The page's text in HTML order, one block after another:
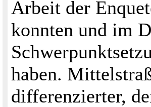
Arbeit der
konnten und im
haben.
differenzierter,